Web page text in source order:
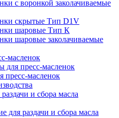
с воронкой заколачиваемые
скрытые Тип D1V
шаровые Тип К
шаровые заколачиваемые
масленок
для пресс-масленок
пресс-масленок
и сбора масла
для раздачи и сбора масла